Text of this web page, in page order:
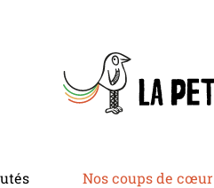
Nos coups de cœur